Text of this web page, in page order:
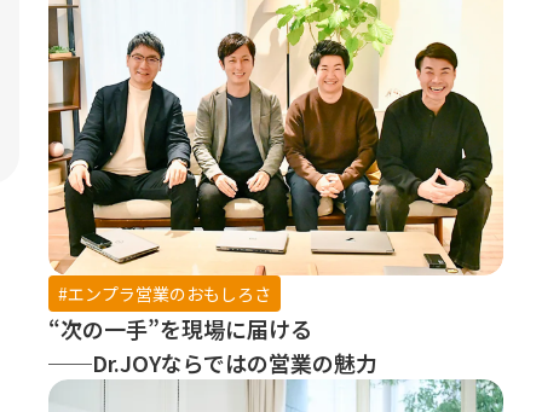
#エンプラ営業のおもしろさ
“次の一手”を現場に届ける
──Dr.JOYならではの営業の魅力